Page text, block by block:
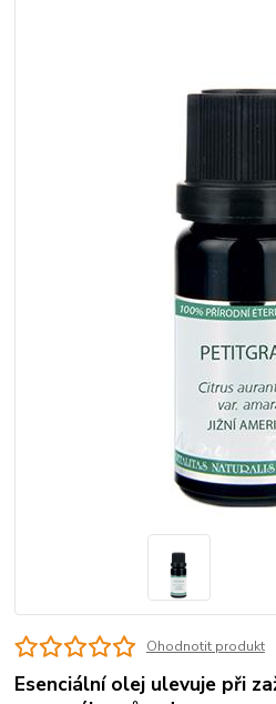
Ohodnotit produkt
Esenciální olej ulevuje při